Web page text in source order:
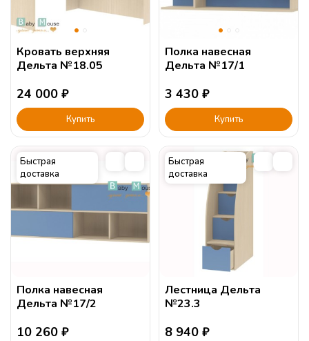
Кровать верхняя
Дельта №18.05
24 000 ₽
Купить
Полка навесная
Дельта №17/1
3 430 ₽
Купить
Быстрая
доставка
Полка навесная
Дельта №17/2
10 260 ₽
Быстрая
доставка
Лестница Дельта
№23.3
8 940 ₽